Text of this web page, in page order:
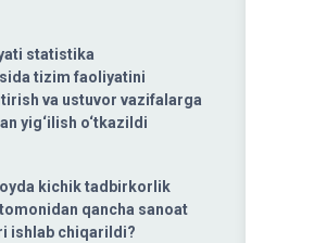
statistika
tizim faoliyatini
va ustuvor vazifalarga
yig‘ilish o‘tkazildi
oyda kichik tadbirkorlik
qancha sanoat
ishlab chiqarildi?